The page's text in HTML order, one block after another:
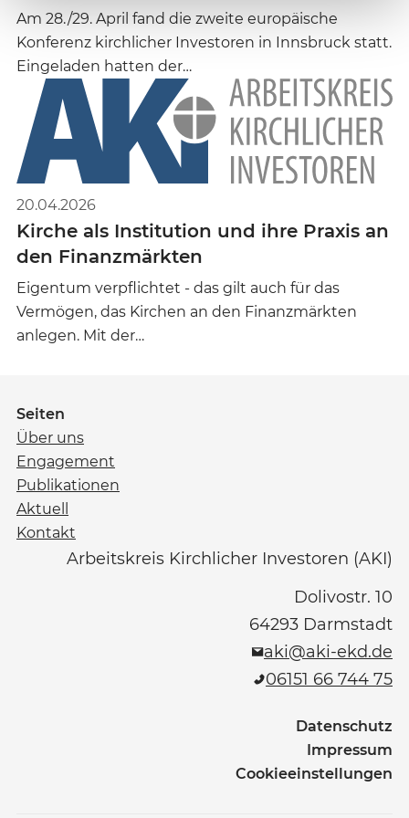
Am 28./29. April fand die zweite europäische
Konferenz kirchlicher Investoren in Innsbruck statt.
Eingeladen hatten der…
20.04.2026
Kirche als Institution und ihre Praxis an
den Finanzmärkten
Eigentum verpflichtet - das gilt auch für das
Vermögen, das Kirchen an den Finanzmärkten
anlegen. Mit der…
Seiten
Über uns
Engagement
Publikationen
Aktuell
Kontakt
Arbeitskreis Kirchlicher Investoren (AKI)
Dolivostr. 10
64293 Darmstadt
aki@aki-ekd.de
06151 66 744 75
Datenschutz
Impressum
Cookieeinstellungen